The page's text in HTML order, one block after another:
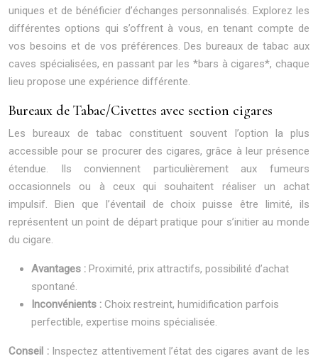
uniques et de bénéficier d’échanges personnalisés. Explorez les
différentes options qui s’offrent à vous, en tenant compte de
vos besoins et de vos préférences. Des bureaux de tabac aux
caves spécialisées, en passant par les *bars à cigares*, chaque
lieu propose une expérience différente.
Bureaux de Tabac/Civettes avec section cigares
Les bureaux de tabac constituent souvent l’option la plus
accessible pour se procurer des cigares, grâce à leur présence
étendue. Ils conviennent particulièrement aux fumeurs
occasionnels ou à ceux qui souhaitent réaliser un achat
impulsif. Bien que l’éventail de choix puisse être limité, ils
représentent un point de départ pratique pour s’initier au monde
du cigare.
Avantages : Proximité, prix attractifs, possibilité d’achat
spontané.
Inconvénients : Choix restreint, humidification parfois
perfectible, expertise moins spécialisée.
Conseil : Inspectez attentivement l’état des cigares avant de les